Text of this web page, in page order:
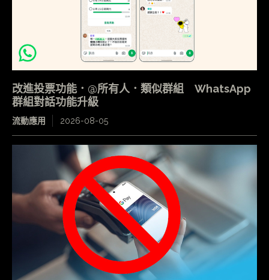
改進投票功能．@所有人．類似群組 WhatsApp
群組對話功能升級
流動應用 2026-08-05